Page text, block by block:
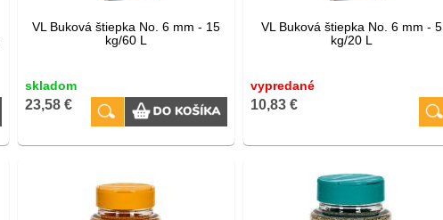
VL Buková štiepka No. 6 mm - 15
kg/60 L
skladom
23,58 €
VL Buková štiepka No. 6 mm - 5
kg/20 L
vypredané
10,83 €